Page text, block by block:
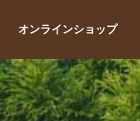
オンラインショップ